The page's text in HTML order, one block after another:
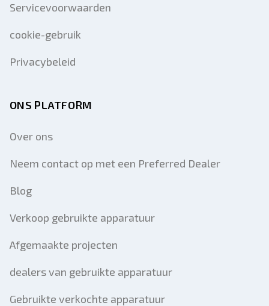
Servicevoorwaarden
cookie-gebruik
Privacybeleid
ONS PLATFORM
Over ons
Neem contact op met een Preferred Dealer
Blog
Verkoop gebruikte apparatuur
Afgemaakte projecten
dealers van gebruikte apparatuur
Gebruikte verkochte apparatuur